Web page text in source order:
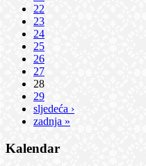
22
23
24
25
26
27
28
29
sljedeća ›
zadnja »
Kalendar